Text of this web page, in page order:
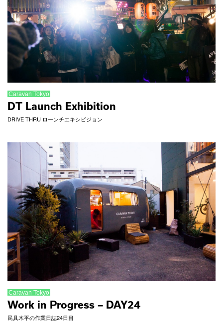
Caravan Tokyo
DT Launch Exhibition
DRIVE THRU ローンチエキシビジョン
Caravan Tokyo
Work in Progress – DAY24
民具木平の作業日誌24日目